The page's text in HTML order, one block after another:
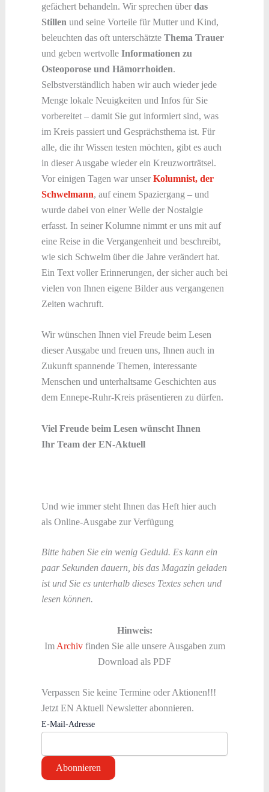
gefächert behandeln. Wir sprechen über das
Stillen und seine Vorteile für Mutter und Kind,
beleuchten das oft unterschätzte Thema Trauer
und geben wertvolle Informationen zu
Osteoporose und Hämorrhoiden.
Selbstverständlich haben wir auch wieder jede
Menge lokale Neuigkeiten und Infos für Sie
vorbereitet – damit Sie gut informiert sind, was
im Kreis passiert und Gesprächsthema ist. Für
alle, die ihr Wissen testen möchten, gibt es auch
in dieser Ausgabe wieder ein Kreuzworträtsel.
Vor einigen Tagen war unser Kolumnist, der
Schwelmann, auf einem Spaziergang – und
wurde dabei von einer Welle der Nostalgie
erfasst. In seiner Kolumne nimmt er uns mit auf
eine Reise in die Vergangenheit und beschreibt,
wie sich Schwelm über die Jahre verändert hat.
Ein Text voller Erinnerungen, der sicher auch bei
vielen von Ihnen eigene Bilder aus vergangenen
Zeiten wachruft.
Wir wünschen Ihnen viel Freude beim Lesen
dieser Ausgabe und freuen uns, Ihnen auch in
Zukunft spannende Themen, interessante
Menschen und unterhaltsame Geschichten aus
dem Ennepe-Ruhr-Kreis präsentieren zu dürfen.
Viel Freude beim Lesen wünscht Ihnen
Ihr Team der EN-Aktuell
Und wie immer steht Ihnen das Heft hier auch
als Online-Ausgabe zur Verfügung
Bitte haben Sie ein wenig Geduld. Es kann ein
paar Sekunden dauern, bis das Magazin geladen
ist und Sie es unterhalb dieses Textes sehen und
lesen können.
Hinweis:
Im Archivfinden Sie alle unsere Ausgaben zum
Download als PDF
Verpassen Sie keine Termine oder Aktionen!!!
Jetzt EN Aktuell Newsletter abonnieren.
E-Mail-Adresse